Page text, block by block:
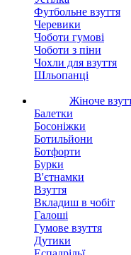
Футбольне взуття
Черевики
Чоботи гумові
Чоботи з піни
Чохли для взуття
Шльопанці
Жіноче
Балетки
Босоніжки
Ботильйони
Ботфорти
Бурки
В'єтнамки
Взуття
Вкладиш в чобіт
Галоші
Гумове взуття
Дутики